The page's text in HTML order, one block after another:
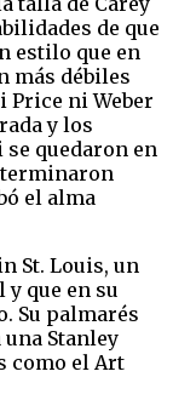
de que
estilo que en
más débiles
Price ni Weber
y los
quedaron en
terminaron
el alma
St. Louis, un
y que en su
Su palmarés
Stanley
como el Art